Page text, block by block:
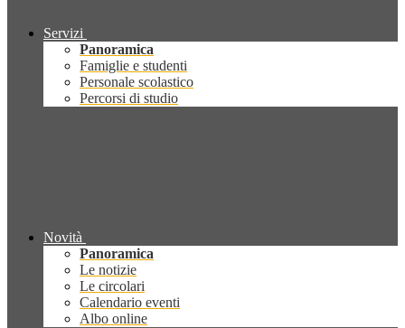
Servizi
Panoramica
Famiglie e studenti
Personale scolastico
Percorsi di studio
Novità
Panoramica
Le notizie
Le circolari
Calendario eventi
Albo online